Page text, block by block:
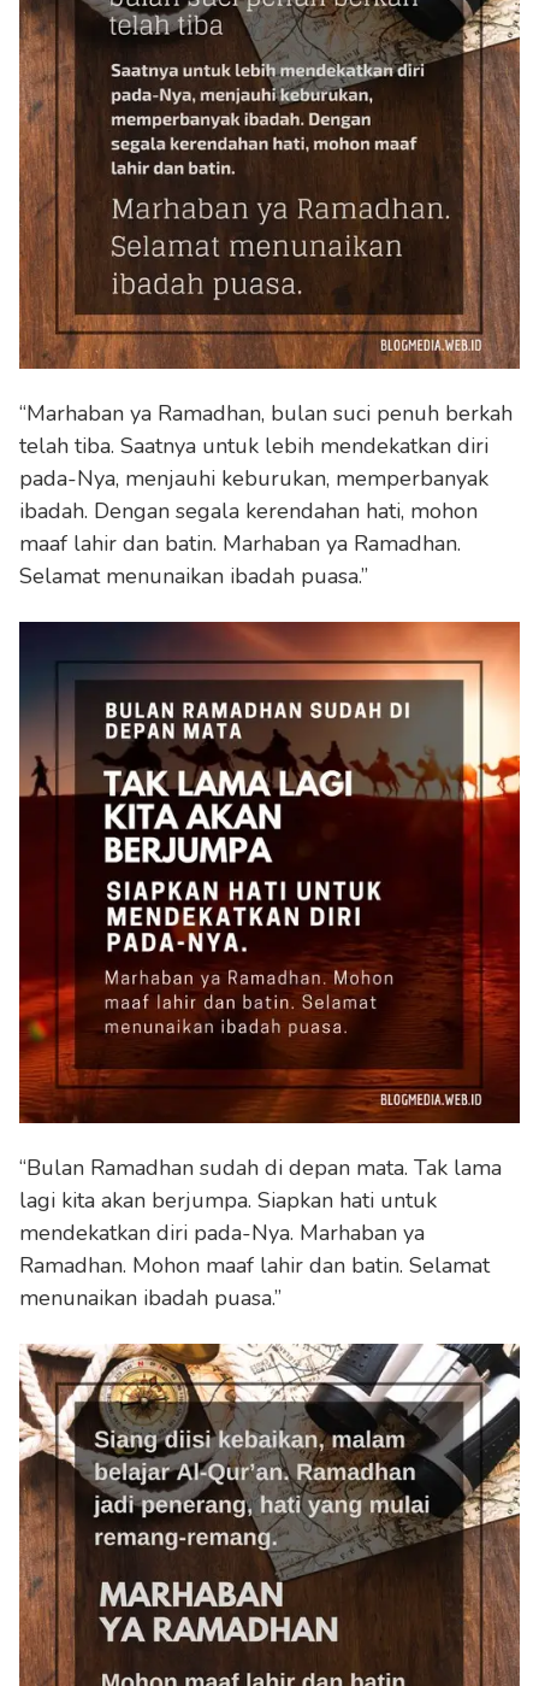
“Marhaban ya Ramadhan, bulan suci penuh berkah
telah tiba. Saatnya untuk lebih mendekatkan diri
pada-Nya, menjauhi keburukan, memperbanyak
ibadah. Dengan segala kerendahan hati, mohon
maaf lahir dan batin. Marhaban ya Ramadhan.
Selamat menunaikan ibadah puasa.”
“Bulan Ramadhan sudah di depan mata. Tak lama
lagi kita akan berjumpa. Siapkan hati untuk
mendekatkan diri pada-Nya. Marhaban ya
Ramadhan. Mohon maaf lahir dan batin. Selamat
menunaikan ibadah puasa.”